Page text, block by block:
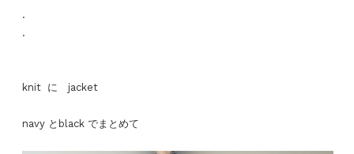
.
.
knit に jacket
navy とblack でまとめて